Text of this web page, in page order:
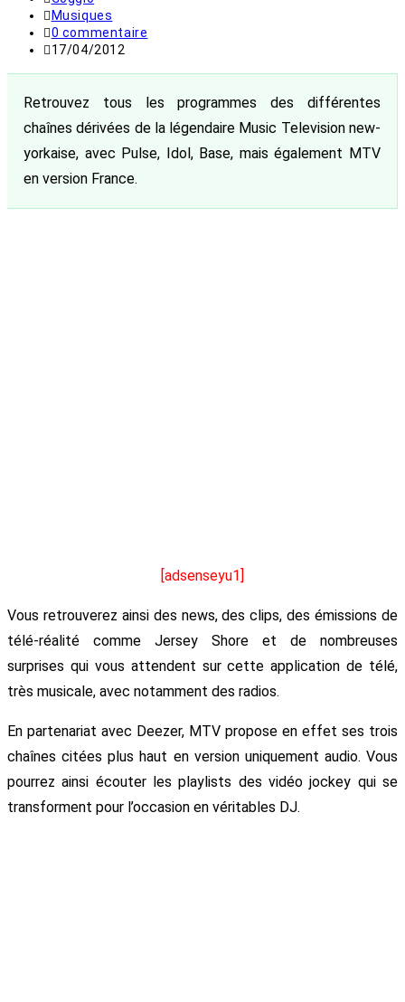
de
la
publication :
Post
category:
Musiques
Commentaires
de
0 commentaire
Publication
17/04/2012
Retrouvez tous les programmes des différentes
chaînes dérivées de la légendaire Music Television new-
yorkaise, avec Pulse, Idol, Base, mais également MTV
en version France.
[adsenseyu1]
Vous retrouverez ainsi des news, des clips, des émissions de
télé-réalité comme Jersey Shore et de nombreuses
surprises qui vous attendent sur cette application de télé,
très musicale, avec notamment des radios.
En partenariat avec Deezer, MTV propose en effet ses trois
chaînes citées plus haut en version uniquement audio. Vous
pourrez ainsi écouter les playlists des vidéo jockey qui se
transforment pour l’occasion en véritables DJ.